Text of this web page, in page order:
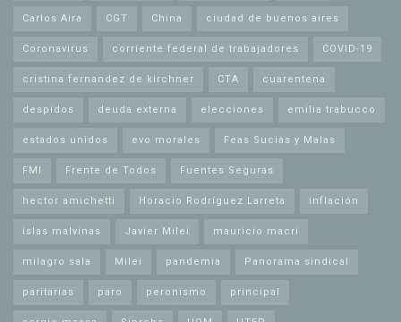
Carlos Aira CGT China ciudad de buenos aires
Coronavirus corriente federal de trabajadores COVID-19
cristina fernandez de kirchner CTA cuarentena
despidos deuda externa elecciones emilia trabucco
estados unidos evo morales Feas Sucias y Malas
FMI Frente de Todos Fuentes Seguras
hector amichetti Horacio Rodríguez Larreta inflación
islas malvinas Javier Milei mauricio macri
milagro sala Milei pandemia Panorama sindical
paritarias paro peronismo principal